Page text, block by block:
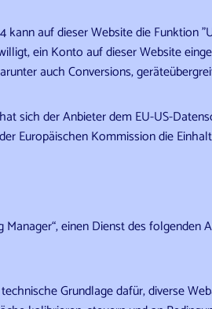
kann auf dieser Website die Funktion
ein Konto auf dieser Website
auch Conversions,
sich der Anbieter dem EU-US-
Europäischen Kommission die
einen Dienst des
Grundlage dafür, diverse